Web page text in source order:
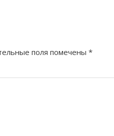
поля помечены *